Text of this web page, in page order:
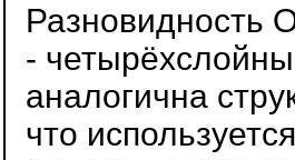
-
аналогична
что